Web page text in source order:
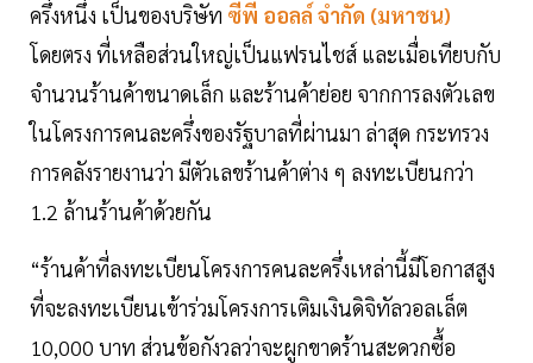
ครึ่งหนึ่ง เป็นของบริษัท ซีพี ออลล์ จํากัด (มหาชน)
โดยตรง ที่เหลือส่วนใหญ่เป็นแฟรนไชส์ และเมื่อเทียบกับ
จำนวนร้านค้าขนาดเล็ก และร้านค้าย่อย จากการลงตัวเลข
ในโครงการคนละครึ่งของรัฐบาลที่ผ่านมา ล่าสุด กระทรวง
การคลังรายงานว่า มีตัวเลขร้านค้าต่าง ๆ ลงทะเบียนกว่า
1.2 ล้านร้านค้าด้วยกัน
“ร้านค้าที่ลงทะเบียนโครงการคนละครึ่งเหล่านี้มีโอกาสสูง
ที่จะลงทะเบียนเข้าร่วมโครงการเติมเงินดิจิทัลวอลเล็ต
10,000 บาท ส่วนข้อกังวลว่าจะผูกขาดร้านสะดวกซื้อ